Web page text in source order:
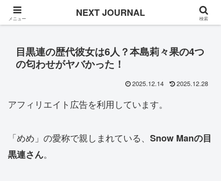
Once in a while
目黒連の歴代彼女は6人？本島莉々果の4つ
の匂わせがヤバかった！
2025.12.14 2025.12.28
アフィリエイト広告を利用しています。
「めめ」の愛称で親しまれている、 Snow Manの目
黒連さん。
メニュー NEXT JOURNAL 検索